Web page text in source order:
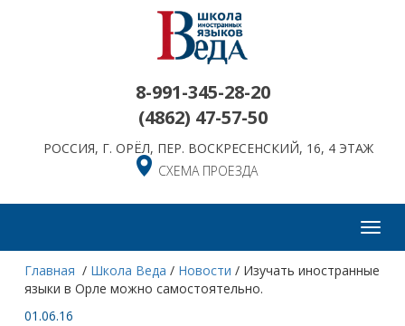
8-991-345-28-20
(4862) 47-57-50
РОССИЯ, Г. ОРЁЛ, ПЕР. ВОСКРЕСЕНСКИЙ, 16, 4 ЭТАЖ
СХЕМА ПРОЕЗДА
Главная / Школа Веда / Новости / Изучать иностранные
языки в Орле можно самостоятельно.
01.06.16